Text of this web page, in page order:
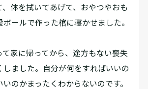
、体を拭いてあげて、おやつやおも
ールで作った棺に寝かせました。
家に帰ってから、途方もない喪失
しました。自分が何をすればいいの
のかまったくわからないのです。